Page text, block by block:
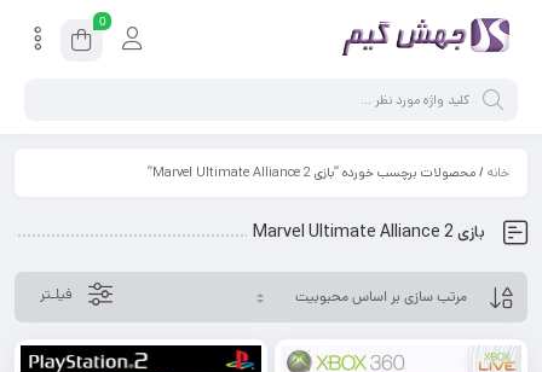
0
خانه / محصولات برچسب خورده “بازی Marvel Ultimate Alliance 2”
بازی Marvel Ultimate Alliance 2
فیلـتر